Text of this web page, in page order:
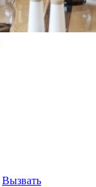
Вызвать